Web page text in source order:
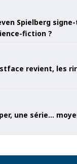
Spielberg
fiction ?
revient, les
une série…